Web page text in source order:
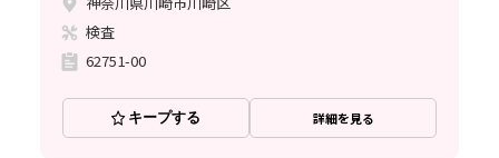
検査
62751-00
キープする 詳細を見る